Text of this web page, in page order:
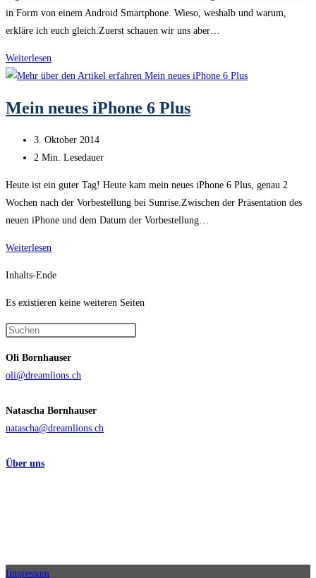
in Form von einem Android Smartphone. Wieso, weshalb und warum,
erkläre ich euch gleich.Zuerst schauen wir uns aber…
Weiterlesen
Smartphone
unter
100.00?
Ja,
das
geht!
Mein neues iPhone 6 Plus
Beitrag
veröffentlicht:
3. Oktober 2014
Lesedauer:
2 Min. Lesedauer
Heute ist ein guter Tag! Heute kam mein neues iPhone 6 Plus, genau 2
Wochen nach der Vorbestellung bei Sunrise.Zwischen der Präsentation des
neuen iPhone und dem Datum der Vorbestellung…
Weiterlesen
6
Inhalts-Ende
Es existieren keine weiteren Seiten
Oli Bornhauser
oli@dreamlions.ch
Natascha Bornhauser
natascha@dreamlions.ch
Über uns
Impressum